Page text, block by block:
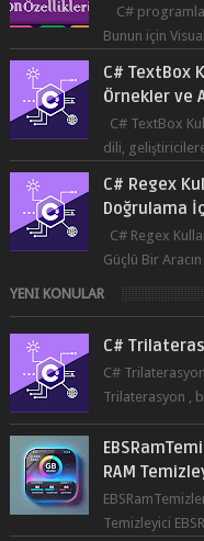
C#
Bunun için
C# TextBox
Örnekler ve
C# TextBox
dili,
C# Regex
Doğrulama
C# Regex
Güçlü Bir
programlama
YENI KONULAR
C#
C#
Trilaterasyon ,
da daha fazla
RAM
Temizleyici